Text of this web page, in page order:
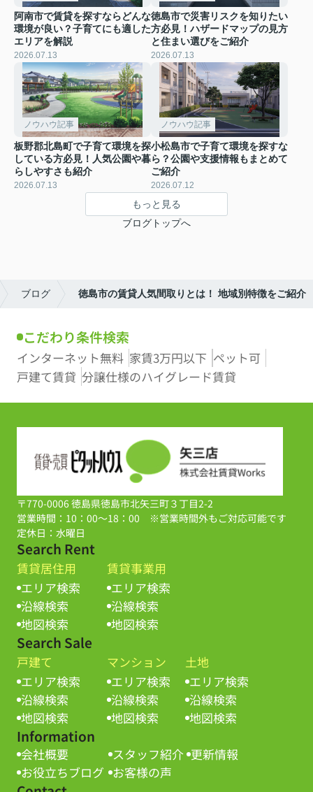
阿南市で賃貸を探すならどんな
環境が良い？子育てにも適した
エリアを解説
2026.07.13
徳島市で災害リスクを知りたい
方必見！ハザードマップの見方
と住まい選びをご紹介
2026.07.13
ノウハウ記事
板野郡北島町で子育て環境を探
している方必見！人気公園や暮
らしやすさも紹介
2026.07.13
ノウハウ記事
小松島市で子育て環境を探すな
ら？公園や支援情報もまとめて
ご紹介
2026.07.12
もっと見る
ブログトップへ
ブログ 徳島市の賃貸人気間取りとは！ 地域別特徴をご紹介
こだわり条件検索
インターネット無料 家賃3万円以下 ペット可
戸建て賃貸 分譲仕様のハイグレード賃貸
〒770-0006 徳島県徳島市北矢三町３丁目2-2
営業時間：10：00～18：00 ※営業時間外もご対応可能です
定休日：水曜日
Search Rent
賃貸居住用
エリア検索
沿線検索
地図検索
賃貸事業用
エリア検索
沿線検索
地図検索
Search Sale
戸建て
エリア検索
沿線検索
地図検索
マンション
エリア検索
沿線検索
地図検索
土地
エリア検索
沿線検索
地図検索
Information
会社概要 スタッフ紹介 更新情報
お役立ちブログ お客様の声